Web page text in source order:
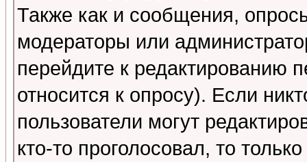
Также как и сообщения,
модераторы или
перейдите к редактированию
относится к опросу). Если
пользователи могут
кто-то проголосовал, то